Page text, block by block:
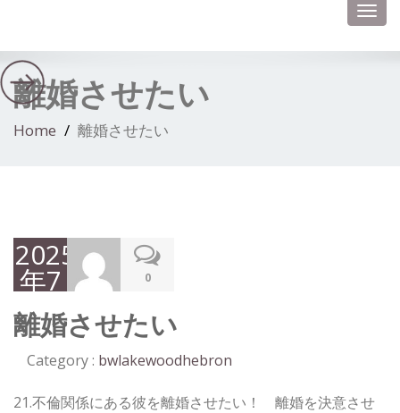
離婚させたい
Home 離婚させたい
2025
年7
月
31
日
0
離婚させたい
Category : bwlakewoodhebron
21.不倫関係にある彼を離婚させたい！ 離婚を決意させ